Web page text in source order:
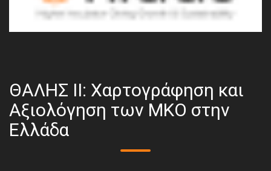
ΘΑΛΗΣ ΙΙ: Χαρτογράφηση και
Αξιολόγηση των ΜΚΟ στην
Ελλάδα